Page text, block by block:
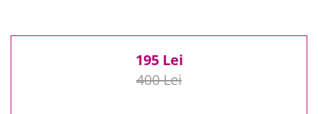
195 Lei
400 Lei